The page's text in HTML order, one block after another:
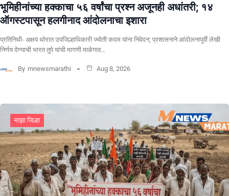
भूमिहीनांच्या हक्काचा ५६ वर्षांचा प्रश्न अजूनही अधांतरी; १४
ऑगस्टपासून हलगीनाद आंदोलनाचा इशारा
प्रतिनिधी- अक्षय थोरात उपजिल्हाधिकारी ज्योती कदम यांना निवेदन; प्रशासनाने आंदोलनापूर्वी लेखी
निर्णय देण्याची भारत तुपे यांची मागणी माळेगाव…
By mnewsmarathi Aug 8, 2026
माझा जिल्हा